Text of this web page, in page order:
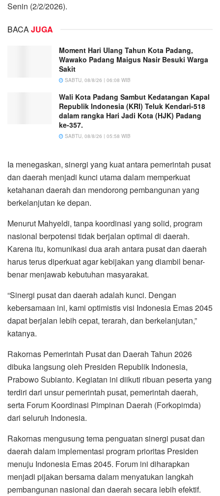
Senin (2/2/2026).
BACAJUGA
Moment Hari Ulang Tahun Kota Padang,
Wawako Padang Maigus Nasir Besuki Warga
Sakit
SABTU, 08/8/26 | 06:08 WIB
Wali Kota Padang Sambut Kedatangan Kapal
Republik Indonesia (KRI) Teluk Kendari-518
dalam rangka Hari Jadi Kota (HJK) Padang
ke-357.
SABTU, 08/8/26 | 05:58 WIB
Ia menegaskan, sinergi yang kuat antara pemerintah pusat
dan daerah menjadi kunci utama dalam memperkuat
ketahanan daerah dan mendorong pembangunan yang
berkelanjutan ke depan.
Menurut Mahyeldi, tanpa koordinasi yang solid, program
nasional berpotensi tidak berjalan optimal di daerah.
Karena itu, komunikasi dua arah antara pusat dan daerah
harus terus diperkuat agar kebijakan yang diambil benar-
benar menjawab kebutuhan masyarakat.
“Sinergi pusat dan daerah adalah kunci. Dengan
kebersamaan ini, kami optimistis visi Indonesia Emas 2045
dapat berjalan lebih cepat, terarah, dan berkelanjutan,”
katanya.
Rakornas Pemerintah Pusat dan Daerah Tahun 2026
dibuka langsung oleh Presiden Republik Indonesia,
Prabowo Subianto. Kegiatan ini diikuti ribuan peserta yang
terdiri dari unsur pemerintah pusat, pemerintah daerah,
serta Forum Koordinasi Pimpinan Daerah (Forkopimda)
dari seluruh Indonesia.
Rakornas mengusung tema penguatan sinergi pusat dan
daerah dalam implementasi program prioritas Presiden
menuju Indonesia Emas 2045. Forum ini diharapkan
menjadi pijakan bersama dalam menyatukan langkah
pembangunan nasional dan daerah secara lebih efektif.